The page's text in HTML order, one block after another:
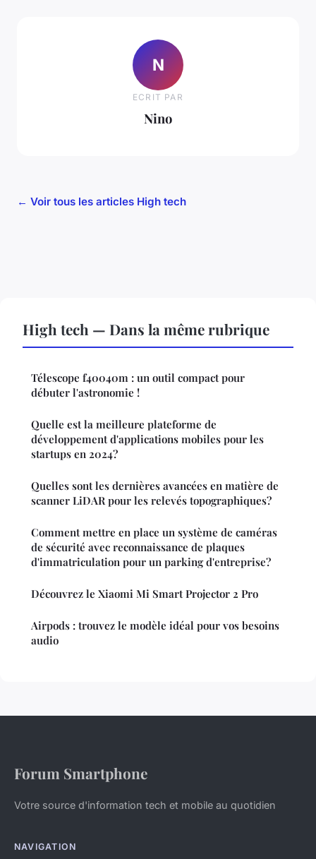
N
ECRIT PAR
Nino
← Voir tous les articles High tech
High tech — Dans la même rubrique
Télescope f40040m : un outil compact pour
débuter l'astronomie !
Quelle est la meilleure plateforme de
développement d'applications mobiles pour les
startups en 2024?
Quelles sont les dernières avancées en matière de
scanner LiDAR pour les relevés topographiques?
Comment mettre en place un système de caméras
de sécurité avec reconnaissance de plaques
d'immatriculation pour un parking d'entreprise?
Découvrez le Xiaomi Mi Smart Projector 2 Pro
Airpods : trouvez le modèle idéal pour vos besoins
audio
Forum Smartphone
Votre source d'information tech et mobile au quotidien
NAVIGATION